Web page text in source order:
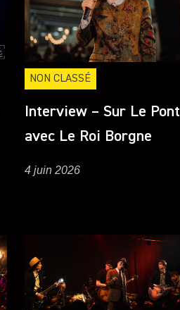
NON CLASSÉ
Interview – Sur Le Pont
avec Le Roi Borgne
4 juin 2026